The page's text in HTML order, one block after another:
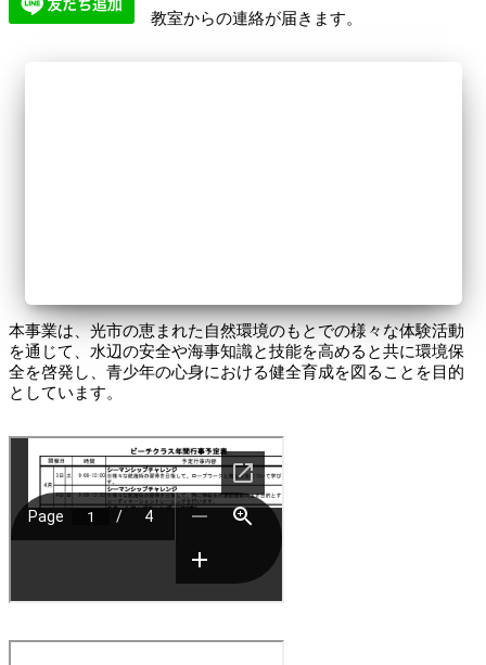
教室からの連絡が届きます。
本事業は、光市の恵まれた自然環境のもとでの様々な体験活動
を通じて、水辺の安全や海事知識と技能を高めると共に環境保
全を啓発し、青少年の心身における健全育成を図ることを目的
としています。